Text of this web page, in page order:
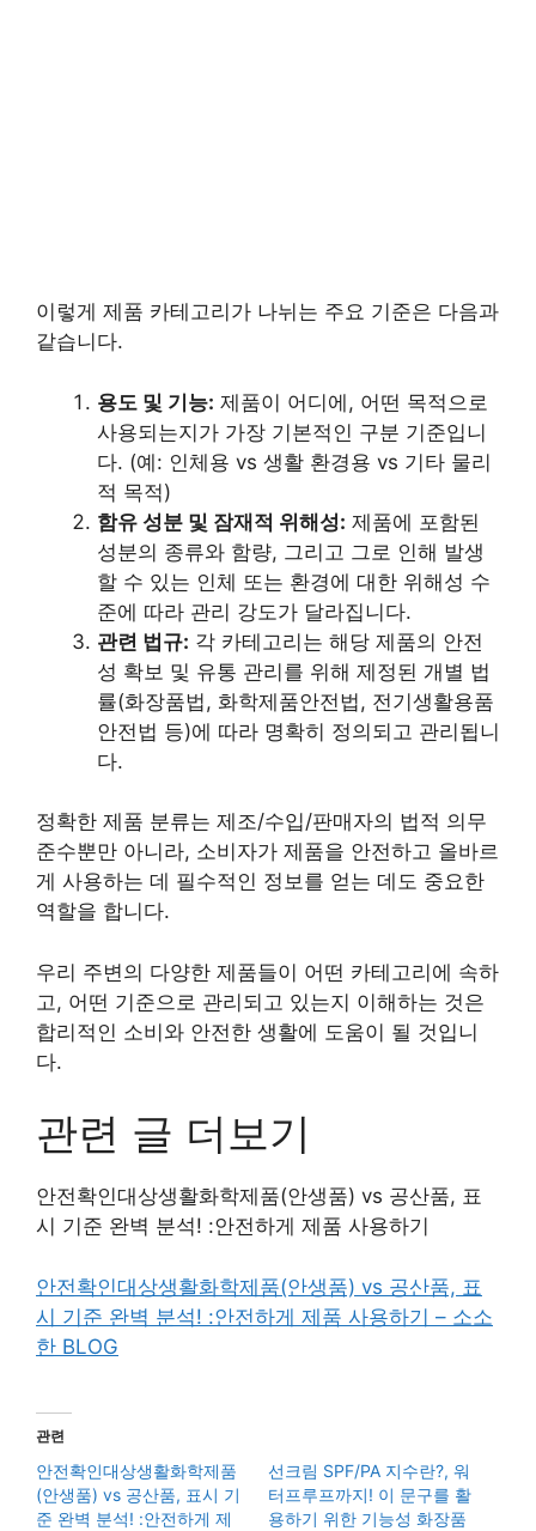
이렇게 제품 카테고리가 나뉘는 주요 기준은 다음과
같습니다.
용도 및 기능: 제품이 어디에, 어떤 목적으로
사용되는지가 가장 기본적인 구분 기준입니
다. (예: 인체용 vs 생활 환경용 vs 기타 물리
적 목적)
함유 성분 및 잠재적 위해성: 제품에 포함된
성분의 종류와 함량, 그리고 그로 인해 발생
할 수 있는 인체 또는 환경에 대한 위해성 수
준에 따라 관리 강도가 달라집니다.
관련 법규: 각 카테고리는 해당 제품의 안전
성 확보 및 유통 관리를 위해 제정된 개별 법
률(화장품법, 화학제품안전법, 전기생활용품
안전법 등)에 따라 명확히 정의되고 관리됩니
다.
정확한 제품 분류는 제조/수입/판매자의 법적 의무
준수뿐만 아니라, 소비자가 제품을 안전하고 올바르
게 사용하는 데 필수적인 정보를 얻는 데도 중요한
역할을 합니다.
우리 주변의 다양한 제품들이 어떤 카테고리에 속하
고, 어떤 기준으로 관리되고 있는지 이해하는 것은
합리적인 소비와 안전한 생활에 도움이 될 것입니
다.
관련 글 더보기
안전확인대상생활화학제품(안생품) vs 공산품, 표
시 기준 완벽 분석! :안전하게 제품 사용하기
안전확인대상생활화학제품(안생품) vs 공산품, 표
시 기준 완벽 분석! :안전하게 제품 사용하기 – 소소
한 BLOG
관련
안전확인대상생활화학제품
(안생품) vs 공산품, 표시 기
준 완벽 분석! :안전하게 제
선크림 SPF/PA 지수란?, 워
터프루프까지! 이 문구를 활
용하기 위한 기능성 화장품